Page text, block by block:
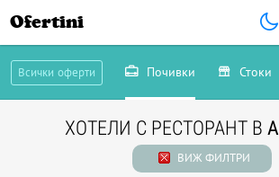
Ofertini
Всички оферти Почивки Стоки
ХОТЕЛИ С РЕСТОРАНТ В
ВИЖ ФИЛТРИ